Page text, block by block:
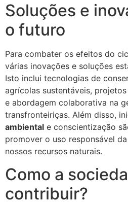
Soluções e
o futuro
Para combater os efeitos do
várias inovações e soluções
Isto inclui tecnologias de
agrícolas sustentáveis,
e abordagem colaborativa na
transfronteiriças. Além disso,
ambiental e conscientização
promover o uso responsável
nossos recursos naturais.
Como a
contribuir?